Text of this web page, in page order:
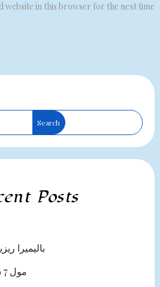
website in this browser for the next time
Search
Posts
باليميرا
مول 7 سبوت زهراء المعادى